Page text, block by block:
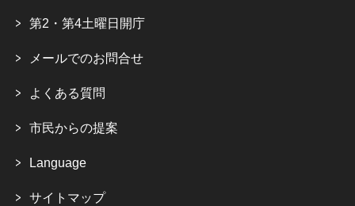
第2・第4土曜日開庁
メールでのお問合せ
よくある質問
市民からの提案
Language
サイトマップ